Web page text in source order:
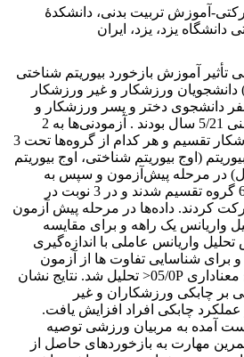
آموزش تربیت بدنی، دانشکدۀ
یزد، یزد، ایران
آموزش بازخورد بیوریتم شناختی
ورزشکار و غیر ورزشکار
شرکت کنندگان 144 نفر دانشجوی دختر و پسر ورزشکار و
غیرورزشکار با میانگین سنی 5/21 سال بودند . آزمودنی‌ها به 2
گروه ورزشکار و غیر ورزشکار تقسیم و هر کدام از گروه‌ها تحت 3
(اوج بیوریتم شناختی، اوج بیوریتم
در مرحله پیش‌آزمون و سپس به
صورت تصادفی در قالب 6 گروه تقسیم شدند و در 3 نوبت در
کردند. داده‌ها در مرحله پیش آزمون
واریانس یک راهه و برای مقایسه
واریانس عاملی با اندازه‌گیری
در یک طرح(3*3*2) و برای شناسایی تفاوت ها از آزمون
تعقیبی بونفرونی در سطح معناداری 05/0P< تحلیل شد. نتایج نشان
بر چابکی ورزشکاران و غیر
چابکی افراد افزایش یافت.
بدست آمده به مربیان ورزشی توصیه
مهارت به بازخوردهای حاصل از